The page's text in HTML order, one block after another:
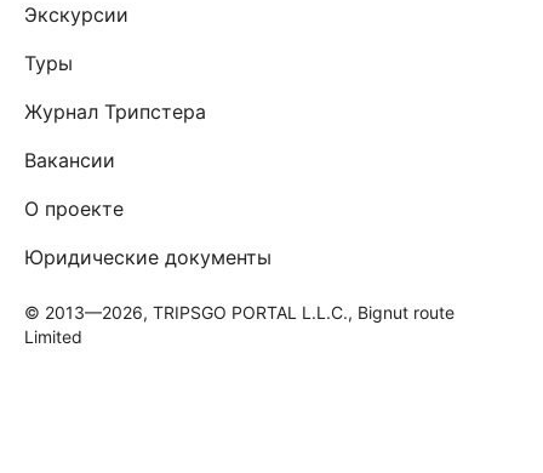
Экскурсии
Туры
Журнал Трипстера
Вакансии
О проекте
Юридические документы
© 2013—2026, TRIPSGO PORTAL L.L.C., Bignut route
Limited